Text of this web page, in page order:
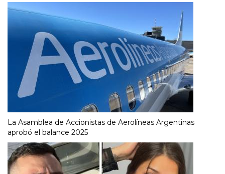
La Asamblea de Accionistas de Aerolíneas Argentinas
aprobó el balance 2025